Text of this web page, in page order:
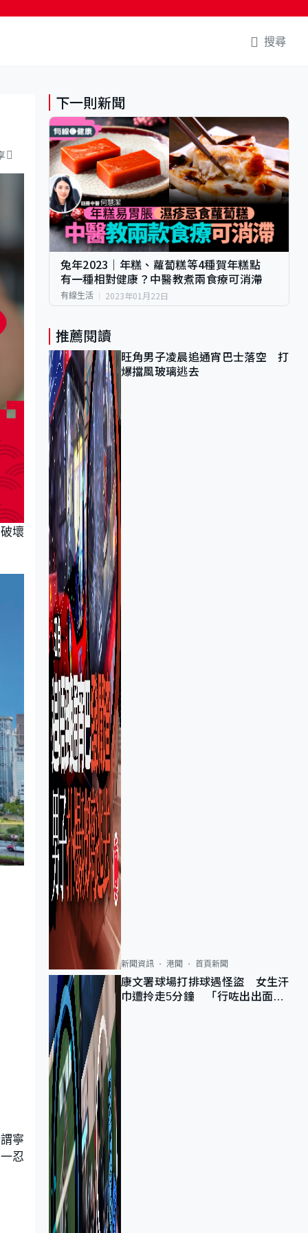
搜尋
壞
寧
忍
下一則新聞
兔年2023｜年糕、蘿蔔糕等4種賀年糕點
有一種相對健康？中醫教煮兩食療可消滯
有線生活 2023年01月22日
推薦閱讀
旺角男子凌晨追通宵巴士落空 打
爆擋風玻璃逃去
新聞資訊 港聞 首頁新聞
康文署球場打排球遇怪盜 女生汗
巾遭拎走5分鐘 「行咗出出面唔